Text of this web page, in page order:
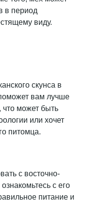
в период
виду.
скунса в
вам лучше
что может быть
или хочет
питомца.
с восточно-
с его
питание и